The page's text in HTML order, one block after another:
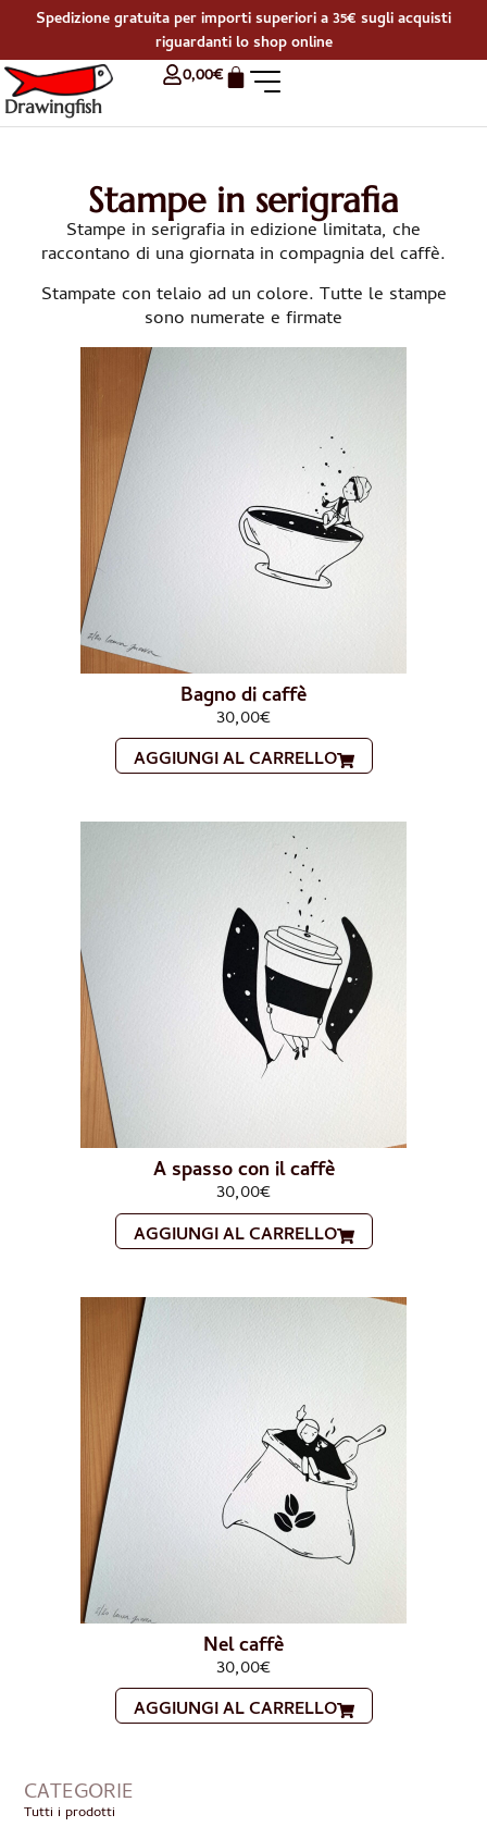
Spedizione gratuita per importi superiori a 35€ sugli acquisti
riguardanti lo shop online
Drawingfish
0,00€
CATEGORIE
Tutti i prodotti
Stampe in serigrafia
Stampe in serigrafia in edizione limitata, che
raccontano di una giornata in compagnia del caffè.
Stampate con telaio ad un colore. Tutte le stampe
sono numerate e firmate
Bagno di caffè
30,00€
AGGIUNGI AL CARRELLO
A spasso con il caffè
30,00€
AGGIUNGI AL CARRELLO
Nel caffè
30,00€
AGGIUNGI AL CARRELLO